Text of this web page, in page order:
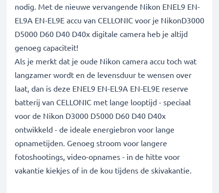
nodig. Met de nieuwe vervangende Nikon ENEL9 EN-
EL9A EN-EL9E accu van CELLONIC voor je NikonD3000
D5000 D60 D40 D40x digitale camera heb je altijd
genoeg capaciteit!
Als je merkt dat je oude Nikon camera accu toch wat
langzamer wordt en de levensduur te wensen over
laat, dan is deze ENEL9 EN-EL9A EN-EL9E reserve
batterij van CELLONIC met lange looptijd - speciaal
voor de Nikon D3000 D5000 D60 D40 D40x
ontwikkeld - de ideale energiebron voor lange
opnametijden. Genoeg stroom voor langere
fotoshootings, video-opnames - in de hitte voor
vakantie kiekjes of in de kou tijdens de skivakantie.